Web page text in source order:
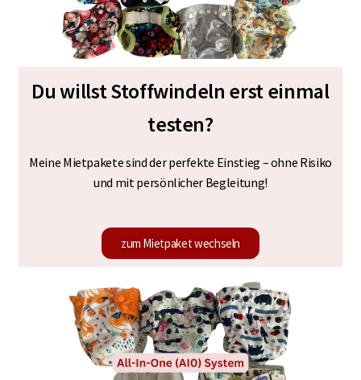
Du willst Stoffwindeln erst einmal
testen?
Meine Mietpakete sind der perfekte Einstieg – ohne Risiko
und mit persönlicher Begleitung!
zum Mietpaket wechseln